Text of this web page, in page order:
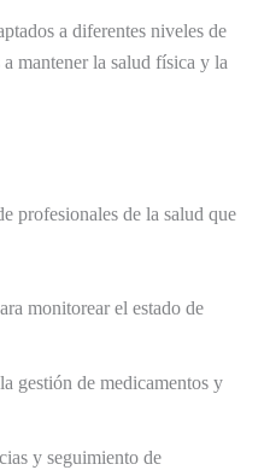
a diferentes niveles de
mantener la salud física y la
profesionales de la salud que
monitorear el estado de
gestión de medicamentos y
y seguimiento de